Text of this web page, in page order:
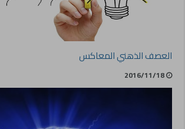
العصف الذهني المعاكس
2016/11/18